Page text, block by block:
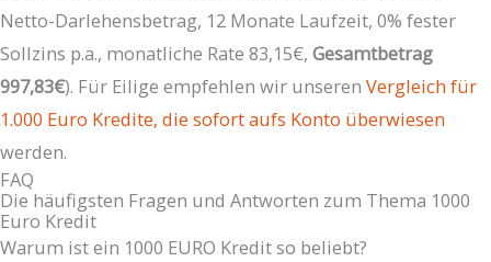
Netto-Darlehensbetrag, 12 Monate Laufzeit, 0% fester
Sollzins p.a., monatliche Rate 83,15€, Gesamtbetrag
997,83€). Für Eilige empfehlen wir unseren Vergleich für
1.000 Euro Kredite, die sofort aufs Konto überwiesen
werden.
FAQ
Die häufigsten Fragen und Antworten zum Thema 1000
Euro Kredit
Warum ist ein 1000 EURO Kredit so beliebt?